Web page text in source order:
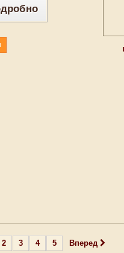
2 3 4 5 Вперед